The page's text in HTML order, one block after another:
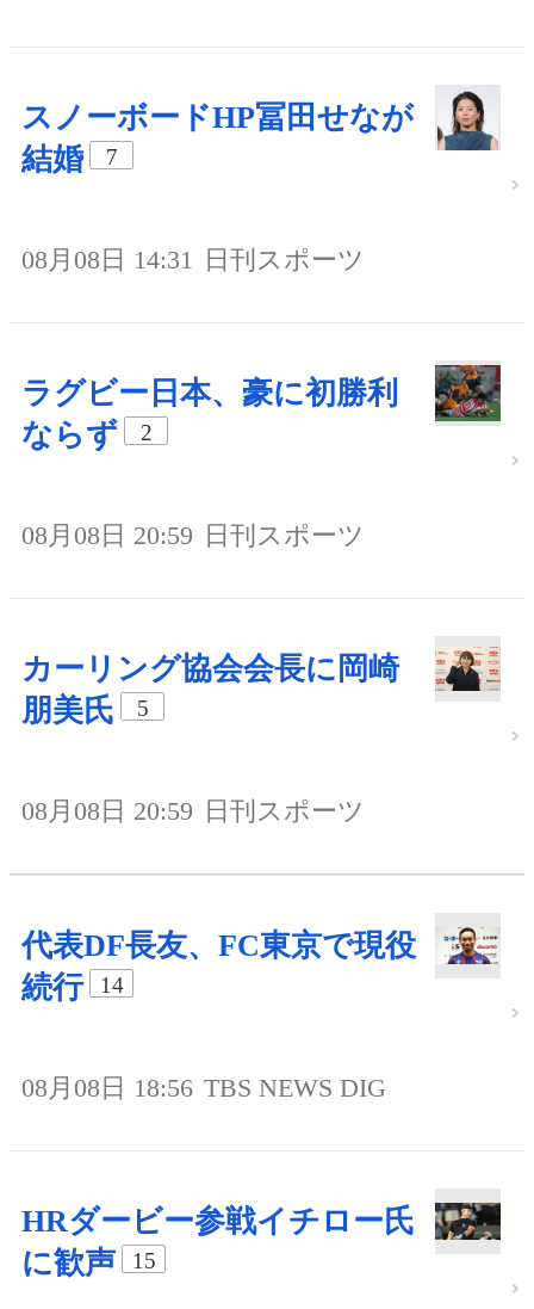
スノーボードHP冨田せなが
結婚
7
08月08日 14:31 日刊スポーツ
ラグビー日本、豪に初勝利
ならず
2
08月08日 20:59 日刊スポーツ
カーリング協会会長に岡崎
朋美氏
5
08月08日 20:59 日刊スポーツ
代表DF長友、FC東京で現役
続行
14
08月08日 18:56 TBS NEWS DIG
HRダービー参戦イチロー氏
に歓声
15